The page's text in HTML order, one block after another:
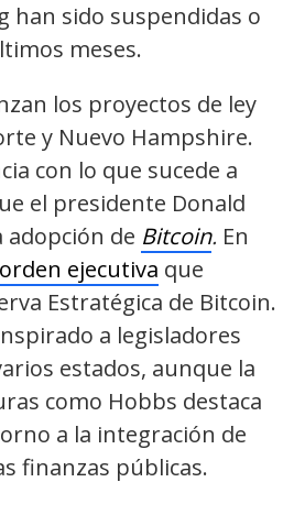
han sido suspendidas o
meses.
los proyectos de ley
y Nuevo Hampshire.
con lo que sucede a
el presidente Donald
de Bitcoin. En
ejecutiva que
Estratégica de Bitcoin.
a legisladores
estados, aunque la
como Hobbs destaca
a la integración de
finanzas públicas.